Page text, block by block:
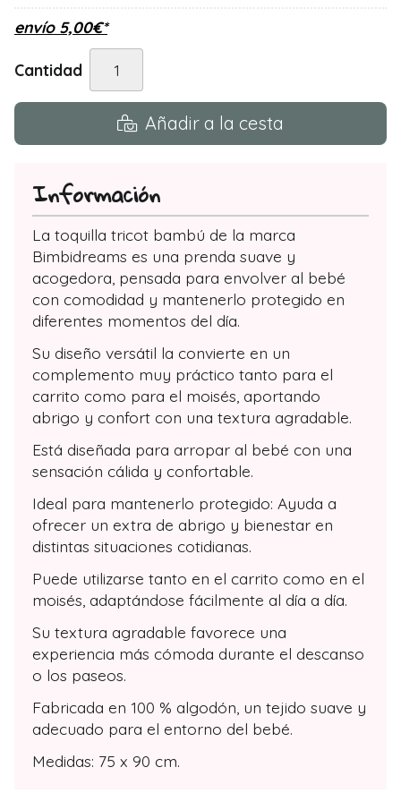
envío 5,00€*
Cantidad
Añadir a la cesta
Información
La toquilla tricot bambú de la marca
Bimbidreams es una prenda suave y
acogedora, pensada para envolver al bebé
con comodidad y mantenerlo protegido en
diferentes momentos del día.
Su diseño versátil la convierte en un
complemento muy práctico tanto para el
carrito como para el moisés, aportando
abrigo y confort con una textura agradable.
Está diseñada para arropar al bebé con una
sensación cálida y confortable.
Ideal para mantenerlo protegido: Ayuda a
ofrecer un extra de abrigo y bienestar en
distintas situaciones cotidianas.
Puede utilizarse tanto en el carrito como en el
moisés, adaptándose fácilmente al día a día.
Su textura agradable favorece una
experiencia más cómoda durante el descanso
o los paseos.
Fabricada en 100 % algodón, un tejido suave y
adecuado para el entorno del bebé.
Medidas: 75 x 90 cm.